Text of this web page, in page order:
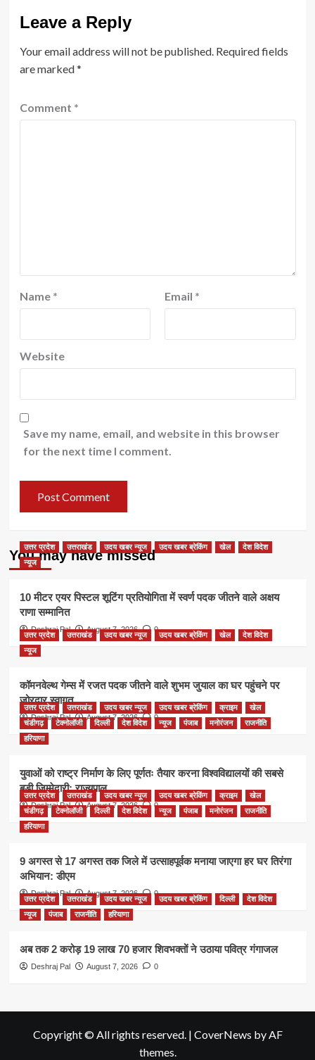
Leave a Reply
Your email address will not be published. Required fields
are marked*
Comment *
Name * Email *
Website
Save my name, email, and website in this browser
for the next time I comment.
You may have missed
उत्तर प्रदेश उत्तराखंड उदय खबर न्यूज उदय खबर ब्रेकिंग खेल
देश विदेश
न्यूज
10 मीटर एयर पिस्टल शूटिंग प्रतियोगिता में स्वर्ण पदक जीतने वाले अक्षय
राणा सम्मानित
Deshraj Pal August 7, 2026 0
उत्तर प्रदेश उत्तराखंड उदय खबर न्यूज उदय खबर ब्रेकिंग खेल
देश विदेश
न्यूज
कॉमनवेल्थ गेम्स में रजत पदक जीतने वाले शुभम जुयाल का घर पहुंचने पर
जोरदार स्वागत
Deshraj Pal August 7, 2026 0
उत्तर प्रदेश उत्तराखंड उदय खबर न्यूज उदय खबर ब्रेकिंग क्राइम
खेल
चंडीगढ़
टेक्नोलॉजी दिल्ली देश विदेश न्यूज पंजाब मनोरंजन
राजनीति
हरियाणा
युवाओं को राष्ट्र निर्माण के लिए पूर्णतः तैयार करना विश्वविद्यालयों की सबसे
बड़ी जिम्मेदारी: राज्यपाल
Deshraj Pal August 7, 2026 0
उत्तर प्रदेश उत्तराखंड उदय खबर न्यूज उदय खबर ब्रेकिंग क्राइम
खेल
चंडीगढ़
टेक्नोलॉजी दिल्ली देश विदेश न्यूज पंजाब मनोरंजन
राजनीति
हरियाणा
9 अगस्त से 17 अगस्त तक जिले में उत्साहपूर्वक मनाया जाएगा हर घर तिरंगा
अभियान: डीएम
Deshraj Pal August 7, 2026 0
उत्तर प्रदेश उत्तराखंड उदय खबर न्यूज उदय खबर ब्रेकिंग दिल्ली
देश विदेश
न्यूज
पंजाब राजनीति हरियाणा
अब तक 2 करोड़ 19 लाख 70 हजार शिवभक्तों ने उठाया पवित्र गंगाजल
Deshraj Pal August 7, 2026 0
Copyright © All rights reserved. | CoverNews by AF
themes.